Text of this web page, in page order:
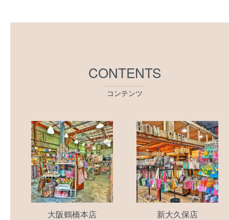
CONTENTS
コンテンツ
大阪鶴橋本店 新大久保店